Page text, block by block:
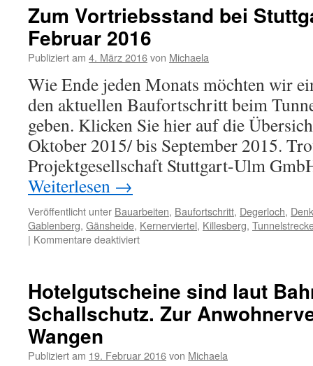
Zum Vortriebsstand bei
Februar 2016
Publiziert am 4. März 2016von Michaela
Wie Ende jeden Monats möchten wir
den aktuellen Baufortschritt beim
geben. Klicken Sie hier auf die
Oktober 2015/ bis September 2015.
Projektgesellschaft Stuttgart-Ulm
Weiterlesen →
Veröffentlicht unter Bauarbeiten, Baufortschritt, Degerloch,
Gablenberg, Gänsheide, Kernerviertel, Killesberg,
| Kommentare deaktiviert
Hotelgutscheine sind laut
Schallschutz. Zur
Wangen
Publiziert am 19. Februar 2016von Michaela